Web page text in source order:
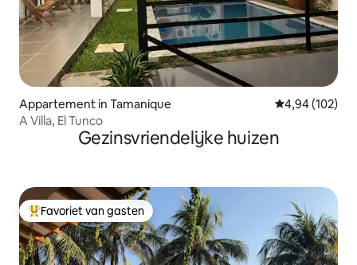
Appartement in Tamanique Gemiddelde
4,94 (102)
A Villa, El Tunco
Gezinsvriendelijke huizen
Topfavoriet van gasten
Favoriet van gasten